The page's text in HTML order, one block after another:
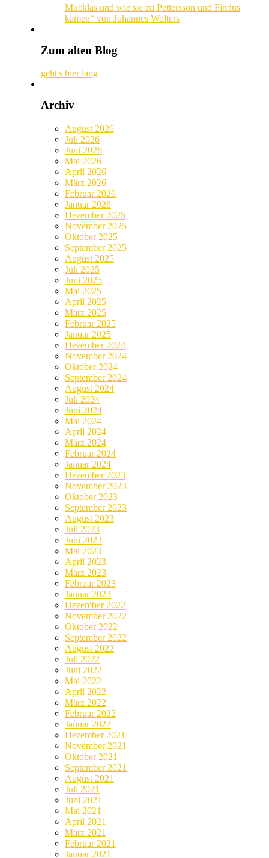
Mucklas und wie sie zu Pettersson und Findus
kamen“ von Johannes Wolters
Zum alten Blog
geht's hier lang
Archiv
August 2026
Juli 2026
Juni 2026
Mai 2026
April 2026
März 2026
Februar 2026
Januar 2026
Dezember 2025
November 2025
Oktober 2025
September 2025
August 2025
Juli 2025
Juni 2025
Mai 2025
April 2025
März 2025
Februar 2025
Januar 2025
Dezember 2024
November 2024
Oktober 2024
September 2024
August 2024
Juli 2024
Juni 2024
Mai 2024
April 2024
März 2024
Februar 2024
Januar 2024
Dezember 2023
November 2023
Oktober 2023
September 2023
August 2023
Juli 2023
Juni 2023
Mai 2023
April 2023
März 2023
Februar 2023
Januar 2023
Dezember 2022
November 2022
Oktober 2022
September 2022
August 2022
Juli 2022
Juni 2022
Mai 2022
April 2022
März 2022
Februar 2022
Januar 2022
Dezember 2021
November 2021
Oktober 2021
September 2021
August 2021
Juli 2021
Juni 2021
Mai 2021
April 2021
März 2021
Februar 2021
Januar 2021